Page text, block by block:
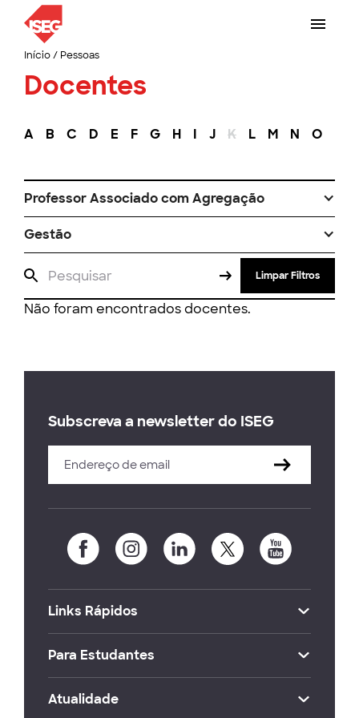
Início/ Pessoas
Docentes
A B C D E F G H I J K L M N O
Professor Associado com Agregação
Gestão
Limpar Filtros
Não foram encontrados docentes.
Subscreva a newsletter do ISEG
Links Rápidos
Para Estudantes
Atualidade